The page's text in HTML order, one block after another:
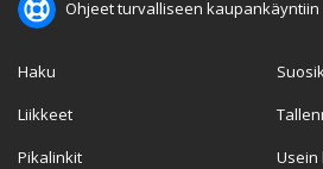
Ohjeet turvalliseen kaupankäyntiin
Haku
Liikkeet
Pikalinkit
Usein